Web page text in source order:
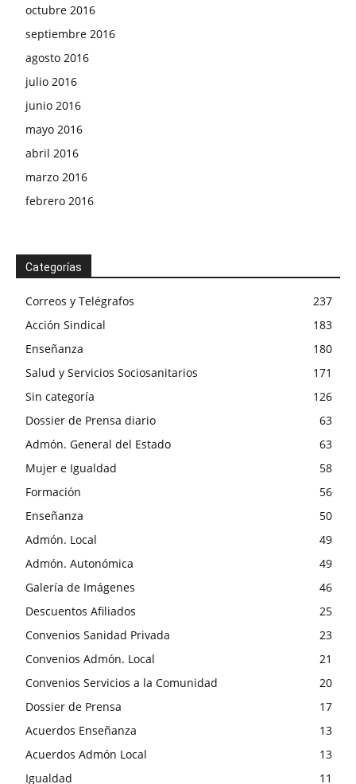
octubre 2016
septiembre 2016
agosto 2016
julio 2016
junio 2016
mayo 2016
abril 2016
marzo 2016
febrero 2016
Categorías
Correos y Telégrafos
237
Acción Sindical
183
Enseñanza
180
Salud y Servicios Sociosanitarios
171
Sin categoría
126
Dossier de Prensa diario
63
Admón. General del Estado
63
Mujer e Igualdad
58
Formación
56
Enseñanza
50
Admón. Local
49
Admón. Autonómica
49
Galería de Imágenes
46
Descuentos Afiliados
25
Convenios Sanidad Privada
23
Convenios Admón. Local
21
Convenios Servicios a la Comunidad
20
Dossier de Prensa
17
Acuerdos Enseñanza
13
Acuerdos Admón Local
13
Igualdad
11